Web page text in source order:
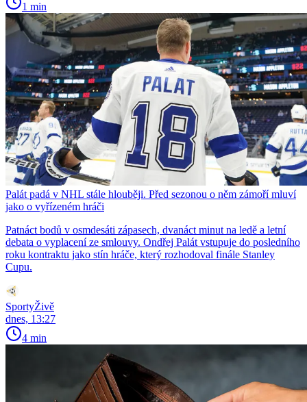
1 min
Palát padá v NHL stále hlouběji. Před sezonou o něm zámoří mluví
jako o vyřízeném hráči
Patnáct bodů v osmdesáti zápasech, dvanáct minut na ledě a letní
debata o vyplacení ze smlouvy. Ondřej Palát vstupuje do posledního
roku kontraktu jako stín hráče, který rozhodoval finále Stanley
Cupu.
SportyŽivě
dnes, 13:27
4 min